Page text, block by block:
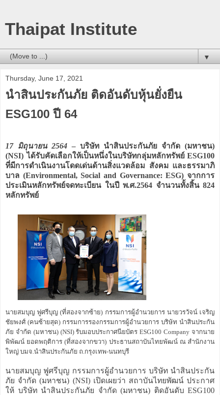
Thaipat Institute
▼
Thursday, June 17, 2021
นำสินประกันภัย ติดอันดับหุ้นยั่งยืน
ESG100 ปี 64
17 มิถุนายน 2564 – บริษัท นำสินประกันภัย จำกัด (มหาชน)
(NSI) ได้รับคัดเลือกให้เป็นหนึ่งในบริษัทกลุ่มหลักทรัพย์ ESG100
ที่มีการดำเนินงานโดดเด่นด้านสิ่งแวดล้อม สังคม และธรรมาภิ
บาล (Environmental, Social and Governance: ESG) จากการ
ประเมินหลักทรัพย์จดทะเบียน ในปี พ.ศ.2564 จำนวนทั้งสิ้น 824
หลักทรัพย์
นายสมบุญ ฟูศรีบุญ (ที่สองจากซ้าย) กรรมการผู้อำนวยการ นายวรวัจน์ เจริญ
ชัยพงศ์ (คนซ้ายสุด) กรรมการรองกรรมการผู้อำนวยการ บริษัท นำสินประกัน
ภัย จำกัด (มหาชน) (NSI) รับมอบประกาศนียบัตร ESG100 Company จากนาย
พิพัฒน์ ยอดพฤติการ (ที่สองจากขวา) ประธานสถาบันไทยพัฒน์ ณ สำนักงาน
ใหญ่ บมจ.นำสินประกันภัย ถ.กรุงเทพ-นนทบุรี
นายสมบุญ ฟูศรีบุญ กรรมการผู้อำนวยการ บริษัท นำสินประกัน
ภัย จำกัด (มหาชน) (NSI) เปิดเผยว่า สถาบันไทยพัฒน์ ประกาศ
ให้ บริษัท นำสินประกันภัย จำกัด (มหาชน) ติดอันดับ ESG100